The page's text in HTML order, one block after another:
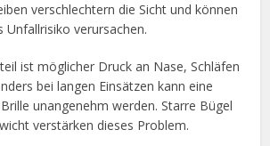
verschlechtern die Sicht und können
Unfallrisiko verursachen.
ist möglicher Druck an Nase, Schläfen
bei langen Einsätzen kann eine
unangenehm werden. Starre Bügel
verstärken dieses Problem.